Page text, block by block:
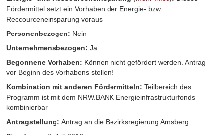
Fördermittel setzt ein Vorhaben der Energie- bzw.
Reccourceneinsparung voraus
Personenbezogen: Nein
Unternehmensbezogen: Ja
Begonnene Vorhaben: Können nicht gefördert werden. Antrag
vor Beginn des Vorhabens stellen!
Kombination mit anderen Fördermitteln: Teilbereich des
Programm ist mit dem NRW.BANK Energieinfrastrukturfonds
kombinierbar
Antragstellung: Antrag an die Bezirksregierung Arnsberg